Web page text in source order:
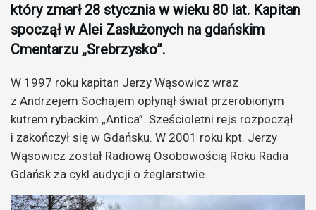
który zmarł 28 stycznia w wieku 80 lat. Kapitan
spoczął w Alei Zasłużonych na gdańskim
Cmentarzu „Srebrzysko”.
W 1997 roku kapitan Jerzy Wąsowicz wraz
z Andrzejem Sochajem opłynął świat przerobionym
kutrem rybackim „Antica”. Sześcioletni rejs rozpoczął
i zakończył się w Gdańsku. W 2001 roku kpt. Jerzy
Wąsowicz został Radiową Osobowością Roku Radia
Gdańsk za cykl audycji o żeglarstwie.